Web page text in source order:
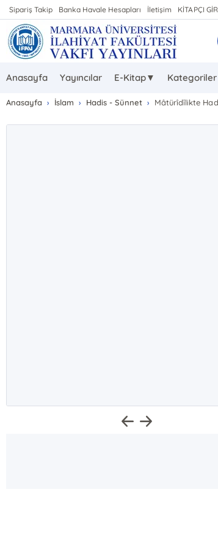
Sipariş Takip Banka Havale Hesapları İletişim KİTAPÇI
Anasayfa Yayıncılar E-Kitap▼ Kategoriler
Anasayfa İslam Hadis - Sünnet Mâtürîdîlikte